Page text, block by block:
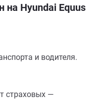
на Hyundai Equus
и водителя.
страховых —